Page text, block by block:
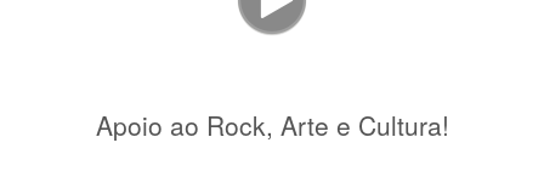
Apoio ao Rock, Arte e Cultura!